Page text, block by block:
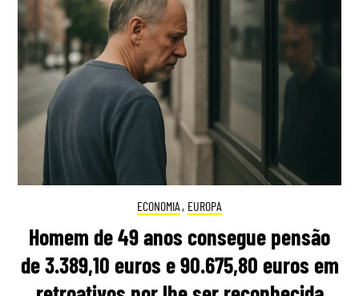
ECONOMIA , EUROPA
Homem de 49 anos consegue pensão
de 3.389,10 euros e 90.675,80 euros em